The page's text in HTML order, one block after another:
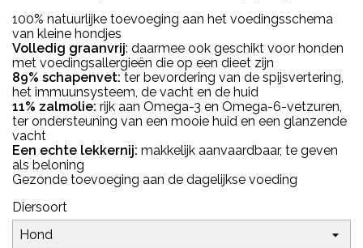
100% natuurlijke toevoeging aan het voedingsschema
van kleine hondjes
Volledig graanvrij: daarmee ook geschikt voor honden
met voedingsallergieën die op een dieet zijn
89% schapenvet: ter bevordering van de spijsvertering,
het immuunsysteem, de vacht en de huid
11% zalmolie: rijk aan Omega-3 en Omega-6-vetzuren,
ter ondersteuning van een mooie huid en een glanzende
vacht
Een echte lekkernij: makkelijk aanvaardbaar, te geven
als beloning
Gezonde toevoeging aan de dagelijkse voeding
Diersoort